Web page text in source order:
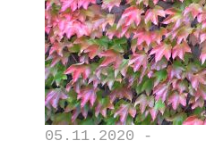
05.11.2020 -